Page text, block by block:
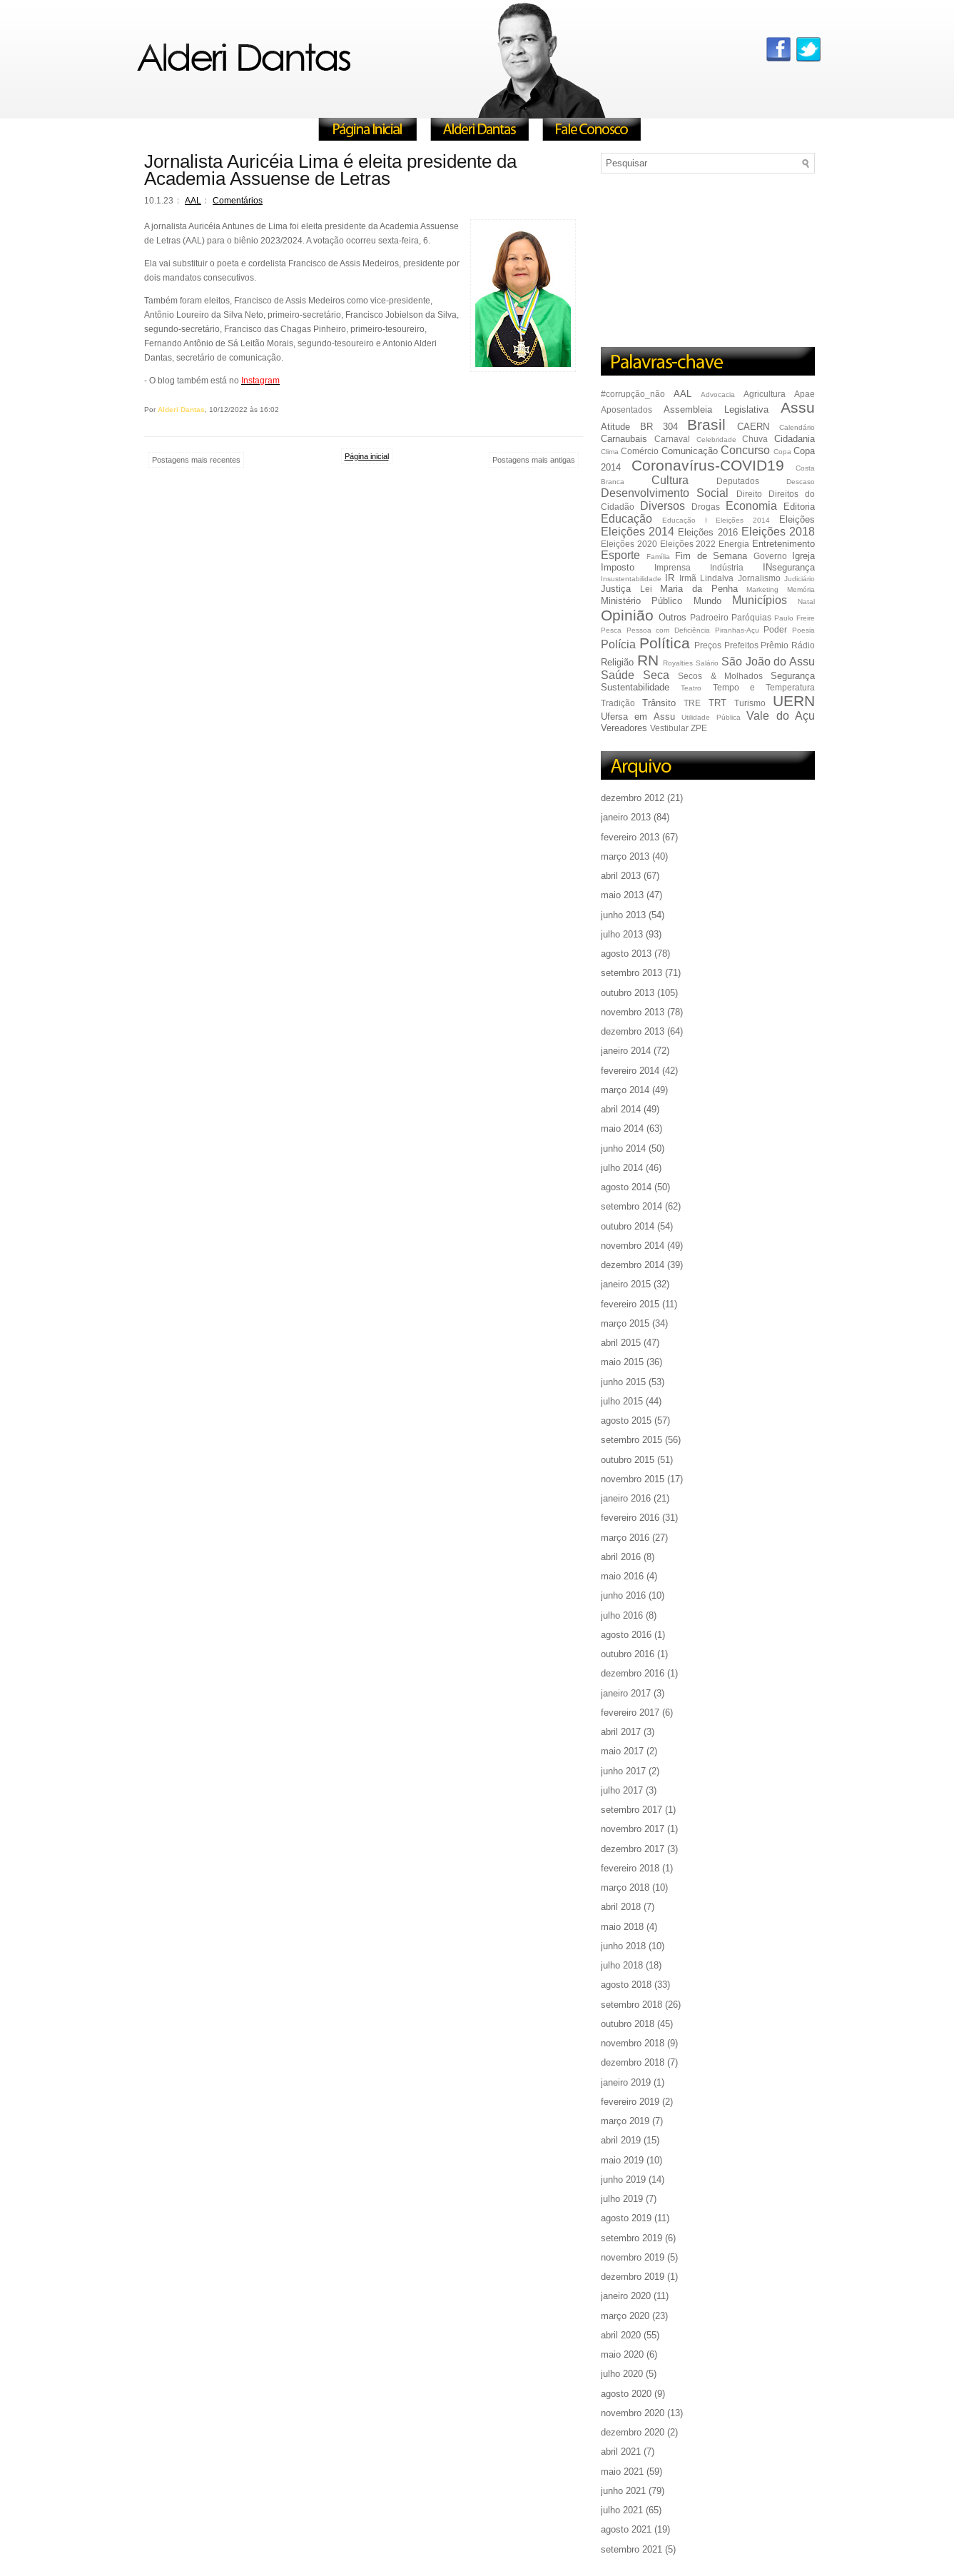
Jornalista Auricéia Lima é eleita presidente da
Academia Assuense de Letras
10.1.23 AAL Comentários
A jornalista Auricéia Antunes de Lima foi eleita presidente da Academia Assuense
de Letras (AAL) para o biênio 2023/2024. A votação ocorreu sexta-feira, 6.
Ela vai substituir o poeta e cordelista Francisco de Assis Medeiros, presidente por
dois mandatos consecutivos.
Também foram eleitos, Francisco de Assis Medeiros como vice-presidente,
Antônio Loureiro da Silva Neto, primeiro-secretário, Francisco Jobielson da Silva,
segundo-secretário, Francisco das Chagas Pinheiro, primeiro-tesoureiro,
Fernando Antônio de Sá Leitão Morais, segundo-tesoureiro e Antonio Alderi
Dantas, secretário de comunicação.
- O blog também está no Instagram
Por Alderi Dantas , 10/12/2022 às 16:02
Postagens mais recentes Postagens mais antigas
Página inicial
#corrupção_não AAL Advocacia Agricultura
Apae
Aposentados
Assembleia Legislativa Assu
Atitude BR 304 Brasil CAERN Calendário
Carnaubais Carnaval Celebridade Chuva Cidadania
Clima Comércio Comunicação Concurso Copa Copa
2014
Coronavírus-COVID19
Costa
Branca
Cultura Deputados Descaso
Desenvolvimento Social Direito
Direitos do
Cidadão
Diversos Drogas Economia Editoria
Educação Educação I Eleições 2014 Eleições
Eleições 2014 Eleições 2016 Eleições 2018
Eleições 2020 Eleições 2022 Energia Entretenimento
Esporte Família Fim de Semana Governo
Igreja
Imposto
Imprensa Indústria INsegurança
Insustentabilidade IR Irmã Lindalva Jornalismo Judiciário
Justiça Lei Maria da Penha Marketing Memória
Ministério Público Mundo Municípios Natal
Opinião Outros Padroeiro Paróquias Paulo Freire
Pesca
Pessoa com Deficiência Piranhas-Açu Poder Poesia
Polícia Política Preços Prefeitos Prêmio Rádio
Religião RN Royalties Salário São João do Assu
Saúde
Seca Secos & Molhados
Segurança
Sustentabilidade
Teatro
Tempo e Temperatura
Tradição
Trânsito TRE TRT Turismo UERN
Ufersa em Assu Utilidade Pública Vale do Açu
Vereadores Vestibular ZPE
dezembro 2012 (21)
janeiro 2013 (84)
fevereiro 2013 (67)
março 2013 (40)
abril 2013 (67)
maio 2013 (47)
junho 2013 (54)
julho 2013 (93)
agosto 2013 (78)
setembro 2013 (71)
outubro 2013 (105)
novembro 2013 (78)
dezembro 2013 (64)
janeiro 2014 (72)
fevereiro 2014 (42)
março 2014 (49)
abril 2014 (49)
maio 2014 (63)
junho 2014 (50)
julho 2014 (46)
agosto 2014 (50)
setembro 2014 (62)
outubro 2014 (54)
novembro 2014 (49)
dezembro 2014 (39)
janeiro 2015 (32)
fevereiro 2015 (11)
março 2015 (34)
abril 2015 (47)
maio 2015 (36)
junho 2015 (53)
julho 2015 (44)
agosto 2015 (57)
setembro 2015 (56)
outubro 2015 (51)
novembro 2015 (17)
janeiro 2016 (21)
fevereiro 2016 (31)
março 2016 (27)
abril 2016 (8)
maio 2016 (4)
junho 2016 (10)
julho 2016 (8)
agosto 2016 (1)
outubro 2016 (1)
dezembro 2016 (1)
janeiro 2017 (3)
fevereiro 2017 (6)
abril 2017 (3)
maio 2017 (2)
junho 2017 (2)
julho 2017 (3)
setembro 2017 (1)
novembro 2017 (1)
dezembro 2017 (3)
fevereiro 2018 (1)
março 2018 (10)
abril 2018 (7)
maio 2018 (4)
junho 2018 (10)
julho 2018 (18)
agosto 2018 (33)
setembro 2018 (26)
outubro 2018 (45)
novembro 2018 (9)
dezembro 2018 (7)
janeiro 2019 (1)
fevereiro 2019 (2)
março 2019 (7)
abril 2019 (15)
maio 2019 (10)
junho 2019 (14)
julho 2019 (7)
agosto 2019 (11)
setembro 2019 (6)
novembro 2019 (5)
dezembro 2019 (1)
janeiro 2020 (11)
março 2020 (23)
abril 2020 (55)
maio 2020 (6)
julho 2020 (5)
agosto 2020 (9)
novembro 2020 (13)
dezembro 2020 (2)
abril 2021 (7)
maio 2021 (59)
junho 2021 (79)
julho 2021 (65)
agosto 2021 (19)
setembro 2021 (5)